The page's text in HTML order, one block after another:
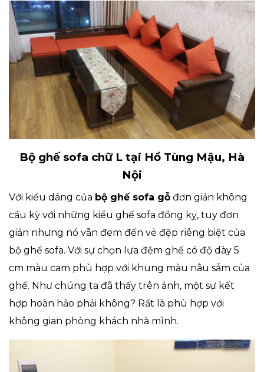
Bộ ghế sofa chữ L tại Hồ Tùng Mậu, Hà
Nội
Với kiểu dáng của bộ ghế sofa gỗ đơn giản không
cầu kỳ với những kiểu ghế sofa đồng kỵ, tuy đơn
giản nhưng nó vẫn đem đến vẻ đệp riêng biệt của
bộ ghế sofa. Với sự chọn lựa đệm ghế có độ dày 5
cm màu cam phù hợp với khung màu nâu sẫm của
ghế. Như chúng ta đã thấy trên ảnh, một sự kết
hợp hoàn hảo phải không? Rất là phù hợp với
không gian phòng khách nhà mình.